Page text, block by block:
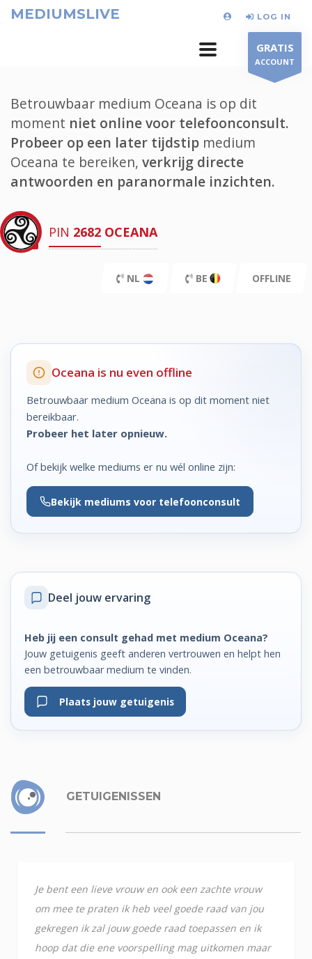
MEDIUMSLIVE LOG IN
GRATIS
ACCOUNT
Betrouwbaar medium Oceana is op dit
moment niet online voor telefoonconsult.
Probeer op een later tijdstip medium
Oceana te bereiken, verkrijg directe
antwoorden en paranormale inzichten.
PIN 2682 OCEANA
NL BE OFFLINE
Oceana is nu even offline
Betrouwbaar medium Oceana is op dit moment niet
bereikbaar.
Probeer het later opnieuw.
Of bekijk welke mediums er nu wél online zijn:
Bekijk mediums voor telefoonconsult
Deel jouw ervaring
Heb jij een consult gehad met medium Oceana?
Jouw getuigenis geeft anderen vertrouwen en helpt hen
een betrouwbaar medium te vinden.
Plaats jouw getuigenis
GETUIGENISSEN
Je bent een lieve vrouw en ook een zachte vrouw
om mee te praten ik heb veel goede raad van jou
gekregen ik zal jouw goede raad toepassen en ik
hoop dat die ene voorspelling mag uitkomen maar